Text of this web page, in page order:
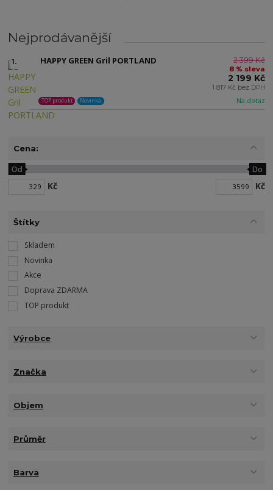
Nejprodávanější
1. HAPPY GREEN Gril PORTLAND
Na dotaz
TOP produkt Novinka
2 399 Kč
8 % sleva
2 199 Kč
1 817 Kč bez DPH
Cena:
Kč
Od Do
Kč
Štítky
Skladem
Novinka
Akce
Doprava ZDARMA
TOP produkt
Výrobce
Značka
Objem
Průměr
Barva